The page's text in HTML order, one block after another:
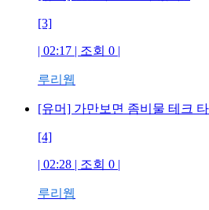
[3]
| 02:17 | 조회 0 |
루리웹
[유머] 가만보면 좀비물 테크
[4]
| 02:28 | 조회 0 |
루리웹